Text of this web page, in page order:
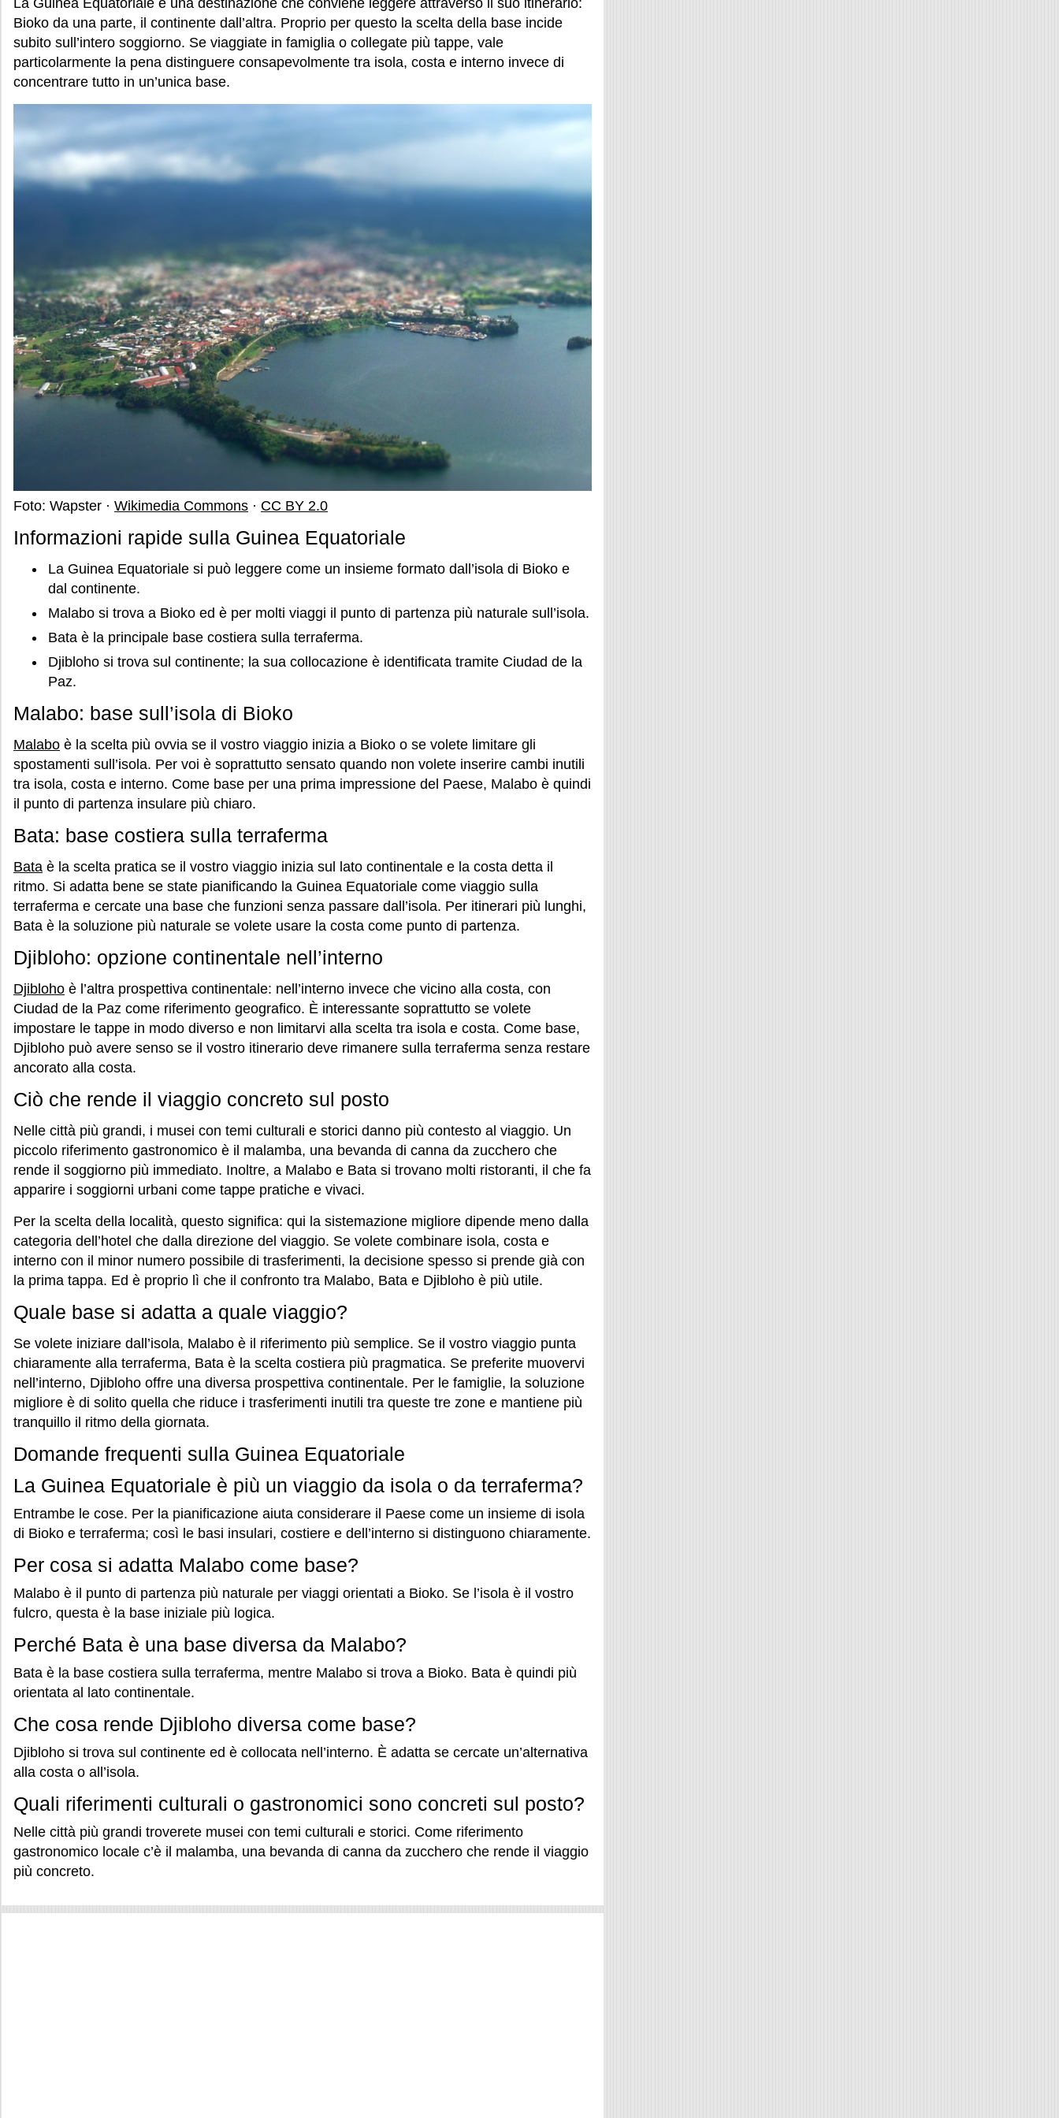
La Guinea Equatoriale è una destinazione che conviene leggere attraverso il suo itinerario:
Bioko da una parte, il continente dall’altra. Proprio per questo la scelta della base incide
subito sull’intero soggiorno. Se viaggiate in famiglia o collegate più tappe, vale
particolarmente la pena distinguere consapevolmente tra isola, costa e interno invece di
concentrare tutto in un’unica base.
Foto: Wapster · Wikimedia Commons · CC BY 2.0
Informazioni rapide sulla Guinea Equatoriale
La Guinea Equatoriale si può leggere come un insieme formato dall’isola di Bioko e
dal continente.
Malabo si trova a Bioko ed è per molti viaggi il punto di partenza più naturale sull’isola.
Bata è la principale base costiera sulla terraferma.
Djibloho si trova sul continente; la sua collocazione è identificata tramite Ciudad de la
Paz.
Malabo: base sull’isola di Bioko
Malabo è la scelta più ovvia se il vostro viaggio inizia a Bioko o se volete limitare gli
spostamenti sull’isola. Per voi è soprattutto sensato quando non volete inserire cambi inutili
tra isola, costa e interno. Come base per una prima impressione del Paese, Malabo è quindi
il punto di partenza insulare più chiaro.
Bata: base costiera sulla terraferma
Bata è la scelta pratica se il vostro viaggio inizia sul lato continentale e la costa detta il
ritmo. Si adatta bene se state pianificando la Guinea Equatoriale come viaggio sulla
terraferma e cercate una base che funzioni senza passare dall’isola. Per itinerari più lunghi,
Bata è la soluzione più naturale se volete usare la costa come punto di partenza.
Djibloho: opzione continentale nell’interno
Djibloho è l’altra prospettiva continentale: nell’interno invece che vicino alla costa, con
Ciudad de la Paz come riferimento geografico. È interessante soprattutto se volete
impostare le tappe in modo diverso e non limitarvi alla scelta tra isola e costa. Come base,
Djibloho può avere senso se il vostro itinerario deve rimanere sulla terraferma senza restare
ancorato alla costa.
Ciò che rende il viaggio concreto sul posto
Nelle città più grandi, i musei con temi culturali e storici danno più contesto al viaggio. Un
piccolo riferimento gastronomico è il malamba, una bevanda di canna da zucchero che
rende il soggiorno più immediato. Inoltre, a Malabo e Bata si trovano molti ristoranti, il che fa
apparire i soggiorni urbani come tappe pratiche e vivaci.
Per la scelta della località, questo significa: qui la sistemazione migliore dipende meno dalla
categoria dell’hotel che dalla direzione del viaggio. Se volete combinare isola, costa e
interno con il minor numero possibile di trasferimenti, la decisione spesso si prende già con
la prima tappa. Ed è proprio lì che il confronto tra Malabo, Bata e Djibloho è più utile.
Quale base si adatta a quale viaggio?
Se volete iniziare dall’isola, Malabo è il riferimento più semplice. Se il vostro viaggio punta
chiaramente alla terraferma, Bata è la scelta costiera più pragmatica. Se preferite muovervi
nell’interno, Djibloho offre una diversa prospettiva continentale. Per le famiglie, la soluzione
migliore è di solito quella che riduce i trasferimenti inutili tra queste tre zone e mantiene più
tranquillo il ritmo della giornata.
Domande frequenti sulla Guinea Equatoriale
La Guinea Equatoriale è più un viaggio da isola o da terraferma?
Entrambe le cose. Per la pianificazione aiuta considerare il Paese come un insieme di isola
di Bioko e terraferma; così le basi insulari, costiere e dell’interno si distinguono chiaramente.
Per cosa si adatta Malabo come base?
Malabo è il punto di partenza più naturale per viaggi orientati a Bioko. Se l’isola è il vostro
fulcro, questa è la base iniziale più logica.
Perché Bata è una base diversa da Malabo?
Bata è la base costiera sulla terraferma, mentre Malabo si trova a Bioko. Bata è quindi più
orientata al lato continentale.
Che cosa rende Djibloho diversa come base?
Djibloho si trova sul continente ed è collocata nell’interno. È adatta se cercate un’alternativa
alla costa o all’isola.
Quali riferimenti culturali o gastronomici sono concreti sul posto?
Nelle città più grandi troverete musei con temi culturali e storici. Come riferimento
gastronomico locale c’è il malamba, una bevanda di canna da zucchero che rende il viaggio
più concreto.